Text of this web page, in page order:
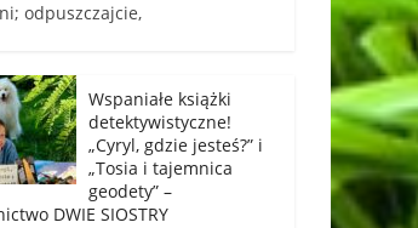
odpuszczajcie,
Wspaniałe książki
detektywistyczne!
„Cyryl, gdzie jesteś?” i
„Tosia i tajemnica
geodety” –
DWIE SIOSTRY